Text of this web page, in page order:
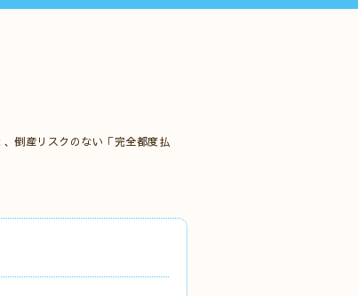
倒産リスクのない「完全都度払